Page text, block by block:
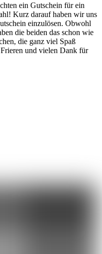
ein Gutschein für ein
Kurz darauf haben wir uns
einzulösen. Obwohl
die beiden das schon wie
die ganz viel Spaß
und vielen Dank für